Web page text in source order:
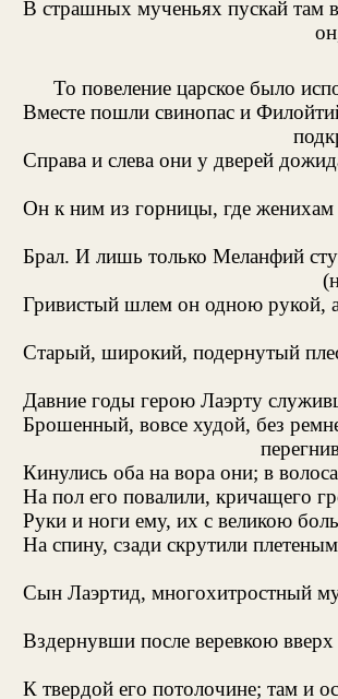
В страшных мученьях пускай там
То повеление царское было
Вместе пошли свинопас и
Справа и слева они у дверей
Он к ним из горницы, где женихам
Брал. И лишь только Меланфий
Гривистый шлем он одною рукой,
Старый, широкий, подернутый
Давние годы герою Лаэрту
Брошенный, вовсе худой, без
Кинулись оба на вора они; в
На пол его повалили, кричащего
Руки и ноги ему, их с великою
На спину, сзади скрутили
Сын Лаэртид, многохитростный
Вздернувши после веревкою вверх
К твердой его потолочине; там и